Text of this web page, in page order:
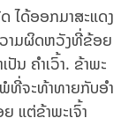
ໄດ້ອອກມາສະແດງ
ວາມຜິດຫວັງທີ່ຂ້ອຍ
ນ ຄໍາເວົ້າ. ຂ້າ​ພະ​
ທີ່​ຈະ​ທ້າທາຍ​​ກັບ​ອໍາ​
ແຕ່​ຂ້າພະ​ເຈົ້າ